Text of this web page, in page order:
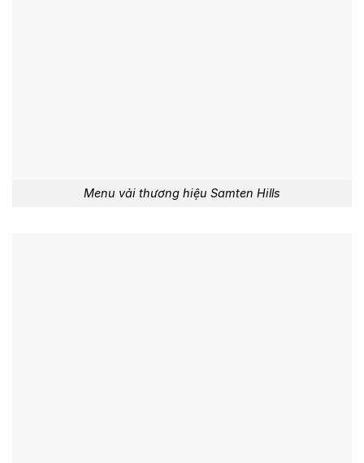
Menu vải thương hiệu Samten Hills